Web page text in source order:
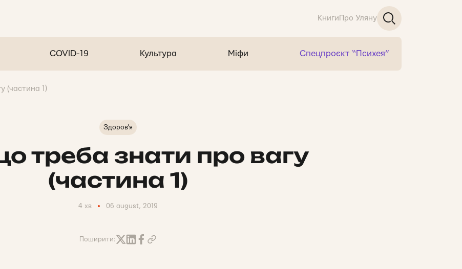
Книги Про Уляну
COVID-19 Культура Міфи Спецпроєкт “Психея”
(частина 1)
Здоров'я
треба знати про вагу
(частина 1)
4 хв 06 august, 2019
Поширити: